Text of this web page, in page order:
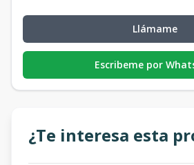
Llámame
Escribeme por
¿Te interesa esta